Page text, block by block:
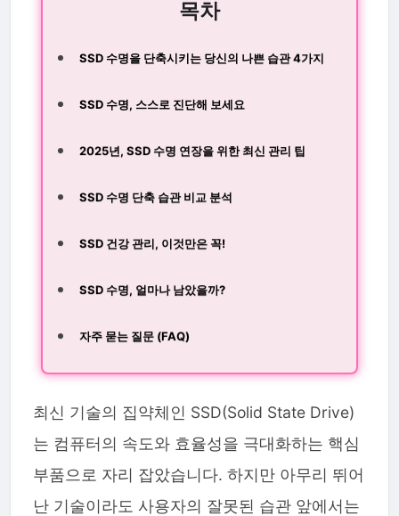
목차
SSD 수명을 단축시키는 당신의 나쁜 습관 4가지
SSD 수명, 스스로 진단해 보세요
2025년, SSD 수명 연장을 위한 최신 관리 팁
SSD 수명 단축 습관 비교 분석
SSD 건강 관리, 이것만은 꼭!
SSD 수명, 얼마나 남았을까?
자주 묻는 질문 (FAQ)
최신 기술의 집약체인 SSD(Solid State Drive)
는 컴퓨터의 속도와 효율성을 극대화하는 핵심
부품으로 자리 잡았습니다. 하지만 아무리 뛰어
난 기술이라도 사용자의 잘못된 습관 앞에서는